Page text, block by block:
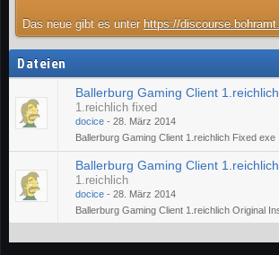
Das neue gibt es unter https://
Dateien
Ballerburg Gaming Client
1.reichlich fixed
docice - 28. März 2014
Ballerburg Gaming Client 1.reichlich Fixed exe
Ballerburg Gaming Client
1.reichlich
docice - 28. März 2014
Ballerburg Gaming Client 1.reichlich Original